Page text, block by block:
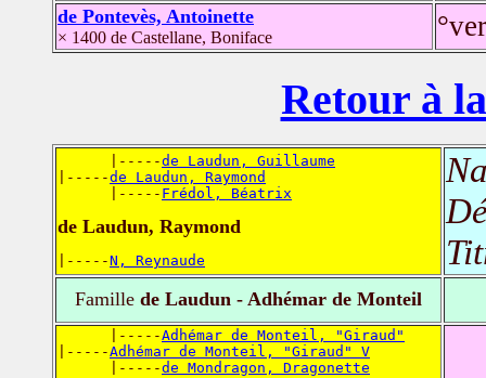
de Pontevès, Antoinette
× 1400 de Castellane, Boniface
Retour à
      |-----
de Laudun, Guillaume
|-----de Laudun, Raymond
      |-----
Frédol, Béatrix
de Laudun, Raymond
|-----N, Reynaude
Famille de Laudun - Adhémar de Monteil
      |-----
Adhémar de Monteil, "Giraud"
|-----Adhémar de Monteil, "Giraud" V
      |-----
de Mondragon, Dragonette